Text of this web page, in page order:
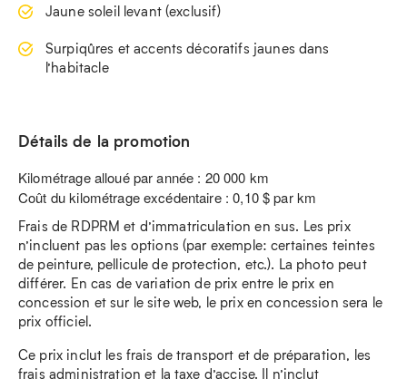
Jaune soleil levant (exclusif)
Surpiqûres et accents décoratifs jaunes dans
l’habitacle
Détails de la promotion
Kilométrage alloué par année : 20 000 km
Coût du kilométrage excédentaire : 0,10 $ par km
Frais de RDPRM et d’immatriculation en sus. Les prix
n’incluent pas les options (par exemple: certaines teintes
de peinture, pellicule de protection, etc.). La photo peut
différer. En cas de variation de prix entre le prix en
concession et sur le site web, le prix en concession sera le
prix officiel.
Ce prix inclut les frais de transport et de préparation, les
frais administration et la taxe d’accise. Il n’inclut